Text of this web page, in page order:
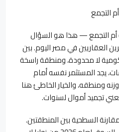
أم التجمع — هذا هو السؤال
العقاريين في مصر اليوم. بين
لا محدودة، ومنطقة راسخة
يجد المستثمر نفسه أمام
ومنطقه، والخيار الخاطئ هنا
تجميد أموال لسنوات.
السطحية بين المنطقتين.